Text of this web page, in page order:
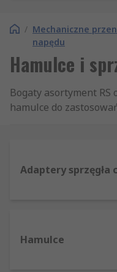
/ Mechaniczne
napędu
Hamulce i
Bogaty asortyment RS
hamulce do
Lenze. Doskonałym
Adaptery sprzęgła
Hamulce